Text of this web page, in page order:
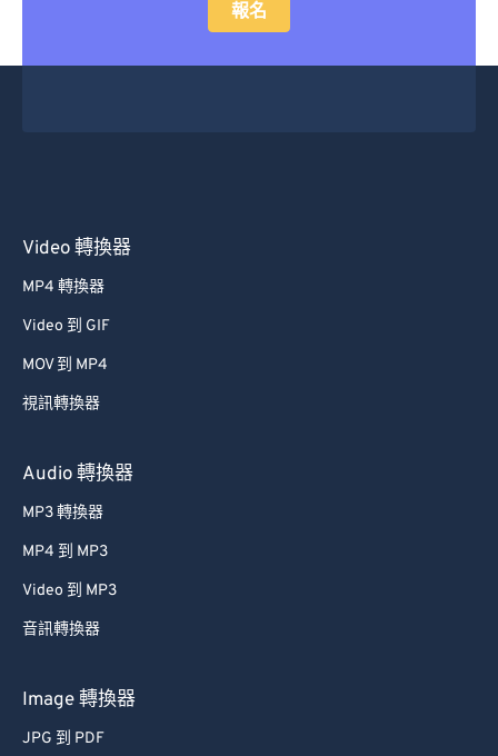
報名
Video 轉換器
MP4 轉換器
Video 到 GIF
MOV 到 MP4
視訊轉換器
Audio 轉換器
MP3 轉換器
MP4 到 MP3
Video 到 MP3
音訊轉換器
Image 轉換器
JPG 到 PDF